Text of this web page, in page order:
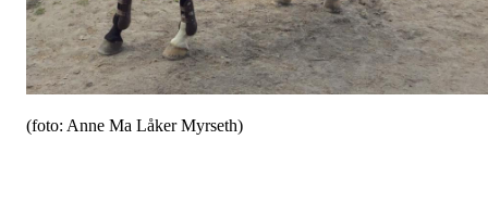
(foto: Anne Ma Låker Myrseth)